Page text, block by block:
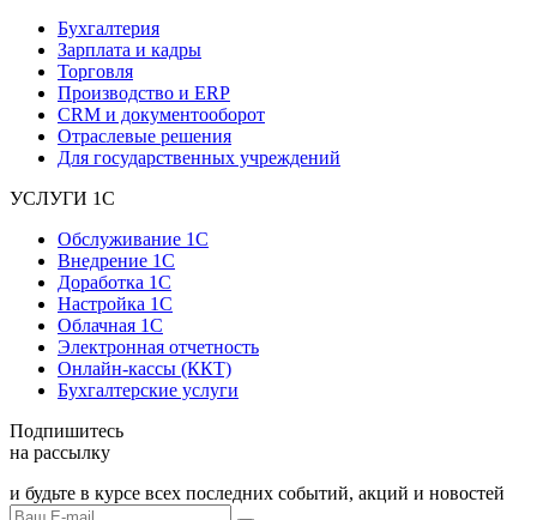
Бухгалтерия
Зарплата и кадры
Торговля
Производство и ERP
CRM и документооборот
Отраслевые решения
Для государственных учреждений
УСЛУГИ 1С
Обслуживание 1С
Внедрение 1С
Доработка 1С
Настройка 1С
Облачная 1С
Электронная отчетность
Онлайн-кассы (ККТ)
Бухгалтерские услуги
Подпишитесь
на рассылку
и будьте в курсе всех последних событий, акций и новостей